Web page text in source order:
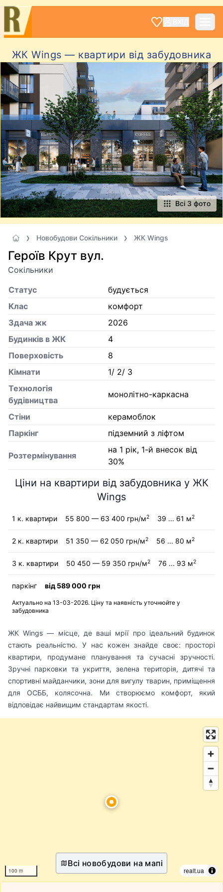
ЖК Wings — квартири від забудовника
Всі 3 фото
Новобудови Сокільники ЖК Wings
Героїв Крут вул.
Сокільники
Статус
будується
Клас
комфорт
Здача жк
2026
Будинків в ЖК
4
Поверховість
8
Кiмнати
1/ 2/ 3
Технологія
будівництва
монолітно-каркасна
Стіни
керамоблок
Паркінг
підземний з ліфтом
Розтермінування
на 1 рік, 1-й внесок від
30%
Ціни на квартири від забудовника у ЖК
Wings
1 к. квартири 55 800 — 63 400 грн/м2 39 ... 61 м2
2 к. квартири 51 350 — 62 050 грн/м2 56 ... 80 м2
3 к. квартири 50 450 — 59 350 грн/м2 76 ... 93 м2
паркінг від 589 000 грн
Актуально на 13-03-2026. Ціну та наявність уточнюйте у
забудовника
ЖК Wings — місце, де ваші мрії про ідеальний будинок
стають реальністю. У нас кожен знайде своє: просторі
квартири, продумане планування та сучасні зручності.
Зручні парковки та укриття, зелена територія, дитячі та
спортивні майданчики, зони для вигулу тварин, приміщення
для ОСББ, колясочна. Ми створюємо комфорт, який
відповідає найвищим стандартам якості.
100 m realt.ua
Всі новобудови на мапі